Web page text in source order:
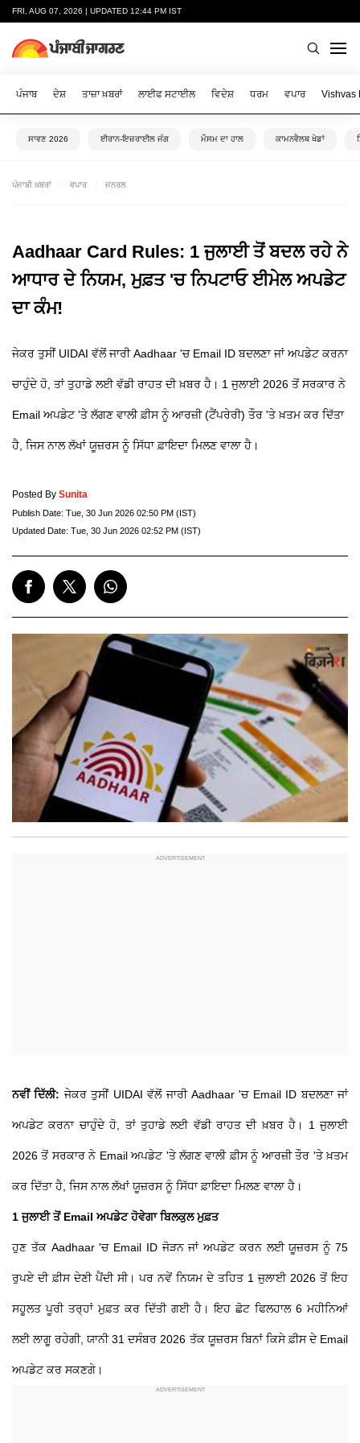
FRI, AUG 07, 2026 | UPDATED 12:44 PM IST
ਪੰਜਾਬ ਦੇਸ਼ ਤਾਜ਼ਾ ਖ਼ਬਰਾਂ ਲਾਈਫ ਸਟਾਈਲ ਵਿਦੇਸ਼ ਧਰਮ ਵਪਾਰ Vishvas
ਸਾਵਣ 2026 ਈਰਾਨ-ਇਜ਼ਰਾਈਲ ਜੰਗ ਮੌਸਮ ਦਾ ਹਾਲ ਕਾਮਨਵੈਲਥ ਖੇਡਾਂ
ਪੰਜਾਬੀ ਖ਼ਬਰਾਂ ਵਪਾਰ ਜਨਰਲ
Aadhaar Card Rules: 1 ਜੁਲਾਈ ਤੋਂ ਬਦਲ ਰਹੇ ਨੇ
ਆਧਾਰ ਦੇ ਨਿਯਮ, ਮੁਫ਼ਤ 'ਚ ਨਿਪਟਾਓ ਈਮੇਲ ਅਪਡੇਟ
ਦਾ ਕੰਮ!
ਜੇਕਰ ਤੁਸੀਂ UIDAI ਵੱਲੋਂ ਜਾਰੀ Aadhaar 'ਚ Email ID ਬਦਲਣਾ ਜਾਂ ਅਪਡੇਟ ਕਰਨਾ
ਚਾਹੁੰਦੇ ਹੋ, ਤਾਂ ਤੁਹਾਡੇ ਲਈ ਵੱਡੀ ਰਾਹਤ ਦੀ ਖ਼ਬਰ ਹੈ। 1 ਜੁਲਾਈ 2026 ਤੋਂ ਸਰਕਾਰ ਨੇ
Email ਅਪਡੇਟ 'ਤੇ ਲੱਗਣ ਵਾਲੀ ਫ਼ੀਸ ਨੂੰ ਆਰਜ਼ੀ (ਟੈਂਪਰੇਰੀ) ਤੌਰ 'ਤੇ ਖ਼ਤਮ ਕਰ ਦਿੱਤਾ
ਹੈ, ਜਿਸ ਨਾਲ ਲੱਖਾਂ ਯੂਜ਼ਰਸ ਨੂੰ ਸਿੱਧਾ ਫ਼ਾਇਦਾ ਮਿਲਣ ਵਾਲਾ ਹੈ।
Posted By Sunita
Publish Date: Tue, 30 Jun 2026 02:50 PM (IST)
Updated Date: Tue, 30 Jun 2026 02:52 PM (IST)
ਨਵੀਂ ਦਿੱਲੀ: ਜੇਕਰ ਤੁਸੀਂ UIDAI ਵੱਲੋਂ ਜਾਰੀ Aadhaar 'ਚ Email ID ਬਦਲਣਾ ਜਾਂ
ਅਪਡੇਟ ਕਰਨਾ ਚਾਹੁੰਦੇ ਹੋ, ਤਾਂ ਤੁਹਾਡੇ ਲਈ ਵੱਡੀ ਰਾਹਤ ਦੀ ਖ਼ਬਰ ਹੈ। 1 ਜੁਲਾਈ
2026 ਤੋਂ ਸਰਕਾਰ ਨੇ Email ਅਪਡੇਟ 'ਤੇ ਲੱਗਣ ਵਾਲੀ ਫ਼ੀਸ ਨੂੰ ਆਰਜ਼ੀ ਤੌਰ 'ਤੇ ਖ਼ਤਮ
ਕਰ ਦਿੱਤਾ ਹੈ, ਜਿਸ ਨਾਲ ਲੱਖਾਂ ਯੂਜ਼ਰਸ ਨੂੰ ਸਿੱਧਾ ਫ਼ਾਇਦਾ ਮਿਲਣ ਵਾਲਾ ਹੈ।
1 ਜੁਲਾਈ ਤੋਂ Email ਅਪਡੇਟ ਹੋਵੇਗਾ ਬਿਲਕੁਲ ਮੁਫ਼ਤ
ਹੁਣ ਤੱਕ Aadhaar 'ਚ Email ID ਜੋੜਨ ਜਾਂ ਅਪਡੇਟ ਕਰਨ ਲਈ ਯੂਜ਼ਰਸ ਨੂੰ 75
ਰੁਪਏ ਦੀ ਫ਼ੀਸ ਦੇਣੀ ਪੈਂਦੀ ਸੀ। ਪਰ ਨਵੇਂ ਨਿਯਮ ਦੇ ਤਹਿਤ 1 ਜੁਲਾਈ 2026 ਤੋਂ ਇਹ
ਸਹੂਲਤ ਪੂਰੀ ਤਰ੍ਹਾਂ ਮੁਫ਼ਤ ਕਰ ਦਿੱਤੀ ਗਈ ਹੈ। ਇਹ ਛੋਟ ਫਿਲਹਾਲ 6 ਮਹੀਨਿਆਂ
ਲਈ ਲਾਗੂ ਰਹੇਗੀ, ਯਾਨੀ 31 ਦਸੰਬਰ 2026 ਤੱਕ ਯੂਜ਼ਰਸ ਬਿਨਾਂ ਕਿਸੇ ਫ਼ੀਸ ਦੇ Email
ਅਪਡੇਟ ਕਰ ਸਕਣਗੇ।